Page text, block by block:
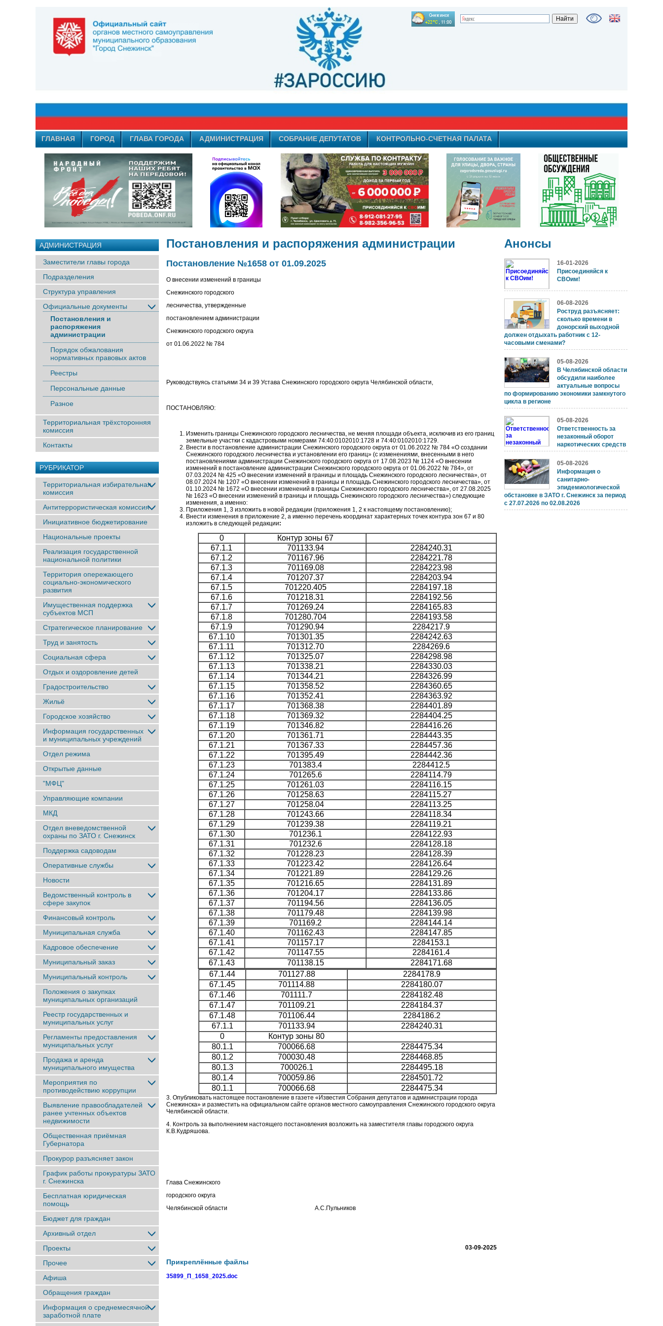
ГЛАВНАЯ ГОРОД ГЛАВА ГОРОДА АДМИНИСТРАЦИЯ СОБРАНИЕ ДЕПУТАТОВ КОНТРОЛЬНО-СЧЕТНАЯ ПАЛАТА
АДМИНИСТРАЦИЯ
Заместители главы города
Подразделения
Структура управления
Официальные документы
Постановления и
распоряжения
администрации
Порядок обжалования
нормативных правовых актов
Реестры
Персональные данные
Разное
Территориальная трёхсторонняя
комиссия
Контакты
РУБРИКАТОР
Территориальная избирательная
комиссия
Антитеррористическая комиссия
Инициативное бюджетирование
Национальные проекты
Реализация государственной
национальной политики
Территория опережающего
социально-экономического
развития
Имущественная поддержка
субъектов МСП
Стратегическое планирование
Труд и занятость
Социальная сфера
Отдых и оздоровление детей
Градостроительство
Жильё
Городское хозяйство
Информация государственных
и муниципальных учреждений
Отдел режима
Открытые данные
"МФЦ"
Управляющие компании
МКД
Отдел вневедомственной
охраны по ЗАТО г. Снежинск
Поддержка садоводам
Оперативные службы
Новости
Ведомственный контроль в
сфере закупок
Финансовый контроль
Муниципальная служба
Кадровое обеспечение
Муниципальный заказ
Муниципальный контроль
Положения о закупках
муниципальных организаций
Реестр государственных и
муниципальных услуг
Регламенты предоставления
муниципальных услуг
Продажа и аренда
муниципального имущества
Мероприятия по
противодействию коррупции
Выявление правообладателей
ранее учтенныx объектов
недвижимости
Общественная приёмная
Губернатора
Прокурор разъясняет закон
График работы прокуратуры ЗАТО
г. Снежинска
Бесплатная юридическая
помощь
Бюджет для граждан
Архивный отдел
Проекты
Прочее
Афиша
Обращения граждан
Информация о среднемесячной
заработной плате
Постановления и распоряжения администрации
Постановление №1658 от 01.09.2025
О внесении изменений в границы
Снежинского городского
лесничества, утвержденные
постановлением администрации
Снежинского городского округа
от 01.06.2022 № 784
Руководствуясь статьями 34 и 39 Устава Снежинского городского округа Челябинской области,
ПОСТАНОВЛЯЮ:
Изменить границы Снежинского городского лесничества, не меняя площади объекта, исключив из его границ
земельные участки с кадастровыми номерами 74:40:0102010:1728 и 74:40:0102010:1729.
Внести в постановление администрации Снежинского городского округа от 01.06.2022 № 784 «О создании
Снежинского городского лесничества и установлении его границ» (с изменениями, внесенными в него
постановлениями администрации Снежинского городского округа от 17.08.2023 № 1124 «О внесении
изменений в постановление администрации Снежинского городского округа от 01.06.2022 № 784», от
07.03.2024 № 425 «О внесении изменений в границы и площадь Снежинского городского лесничества», от
08.07.2024 № 1207 «О внесении изменений в границы и площадь Снежинского городского лесничества», от
01.10.2024 № 1672 «О внесении изменений в границы Снежинского городского лесничества», от 27.08.2025
№ 1623 «О внесении изменений в границы и площадь Снежинского городского лесничества») следующие
изменения, а именно:
Приложения 1, 3 изложить в новой редакции (приложения 1, 2 к настоящему постановлению);
Внести изменения в приложение 2, а именно перечень координат характерных точек контура зон 67 и 80
изложить в следующей редакции:
0
Контур зоны 67
67.1.1
701133.94
2284240.31
67.1.2
701167.96
2284221.78
67.1.3
701169.08
2284223.98
67.1.4
701207.37
2284203.94
67.1.5
701220.405
2284197.18
67.1.6
701218.31
2284192.56
67.1.7
701269.24
2284165.83
67.1.8
701280.704
2284193.58
67.1.9
701290.94
2284217.9
67.1.10
701301.35
2284242.63
67.1.11
701312.70
2284269.6
67.1.12
701325.07
2284298.98
67.1.13
701338.21
2284330.03
67.1.14
701344.21
2284326.99
67.1.15
701358.52
2284360.65
67.1.16
701352.41
2284363.92
67.1.17
701368.38
2284401.89
67.1.18
701369.32
2284404.25
67.1.19
701346.82
2284416.26
67.1.20
701361.71
2284443.35
67.1.21
701367.33
2284457.36
67.1.22
701395.49
2284442.36
67.1.23
701383.4
2284412.5
67.1.24
701265.6
2284114.79
67.1.25
701261.03
2284116.15
67.1.26
701258.63
2284115.27
67.1.27
701258.04
2284113.25
67.1.28
701243.66
2284118.34
67.1.29
701239.38
2284119.21
67.1.30
701236.1
2284122.93
67.1.31
701232.6
2284128.18
67.1.32
701228.23
2284128.39
67.1.33
701223.42
2284126.64
67.1.34
701221.89
2284129.26
67.1.35
701216.65
2284131.89
67.1.36
701204.17
2284133.86
67.1.37
701194.56
2284136.05
67.1.38
701179.48
2284139.98
67.1.39
701169.2
2284144.14
67.1.40
701162.43
2284147.85
67.1.41
701157.17
2284153.1
67.1.42
701147.55
2284161.4
67.1.43
701138.15
2284171.68
67.1.44
701127.88
2284178.9
67.1.45
701114.88
2284180.07
67.1.46
701111.7
2284182.48
67.1.47
701109.21
2284184.37
67.1.48
701106.44
2284186.2
67.1.1
701133.94
2284240.31
0
Контур зоны 80
80.1.1
700066.68
2284475.34
80.1.2
700030.48
2284468.85
80.1.3
700026.1
2284495.18
80.1.4
700059.86
2284501.72
80.1.1
700066.68 2284475.34
3. Опубликовать настоящее постановление в газете «Известия Собрания депутатов и администрации города
Снежинска» и разместить на официальном сайте органов местного самоуправления Снежинского городского округа
Челябинской области.
4. Контроль за выполнением настоящего постановления возложить на заместителя главы городского округа
К.В.Кудряшова.
Глава Снежинского
городского округа
Челябинской области А.С.Пульников
03-09-2025
Прикреплённые файлы
35899_П_1658_2025.doc
Анонсы
16-01-2026
Присоединяйся к
СВОим!
06-08-2026
Роструд разъясняет:
сколько времени в
донорский выходной
должен отдыхать работник с 12-
часовыми сменами?
05-08-2026
В Челябинской области
обсудили наиболее
актуальные вопросы
по формированию экономики замкнутого
цикла в регионе
05-08-2026
Ответственность за
незаконный оборот
наркотических средств
05-08-2026
Информация о
санитарно-
эпидемиологической
обстановке в ЗАТО г. Снежинск за период
с 27.07.2026 по 02.08.2026